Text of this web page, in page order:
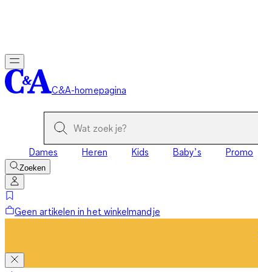
C&A-homepagina
Dames Heren Kids Baby’s Promo
Zoeken
Geen artikelen in het winkelmandje